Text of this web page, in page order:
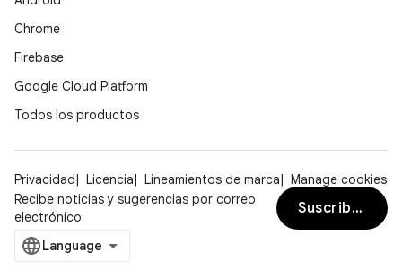
Chrome
Firebase
Google Cloud Platform
Todos los productos
Privacidad Licencia Lineamientos de marca
Manage cookies
Recibe noticias y sugerencias por correo
electrónico
Suscribirse